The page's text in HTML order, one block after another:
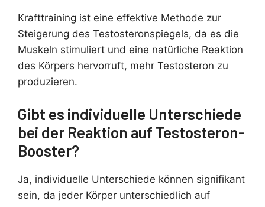
Krafttraining ist eine effektive Methode zur
Steigerung des Testosteronspiegels, da es die
Muskeln stimuliert und eine natürliche Reaktion
des Körpers hervorruft, mehr Testosteron zu
produzieren.
Gibt es individuelle Unterschiede
bei der Reaktion auf Testosteron-
Booster?
Ja, individuelle Unterschiede können signifikant
sein, da jeder Körper unterschiedlich auf